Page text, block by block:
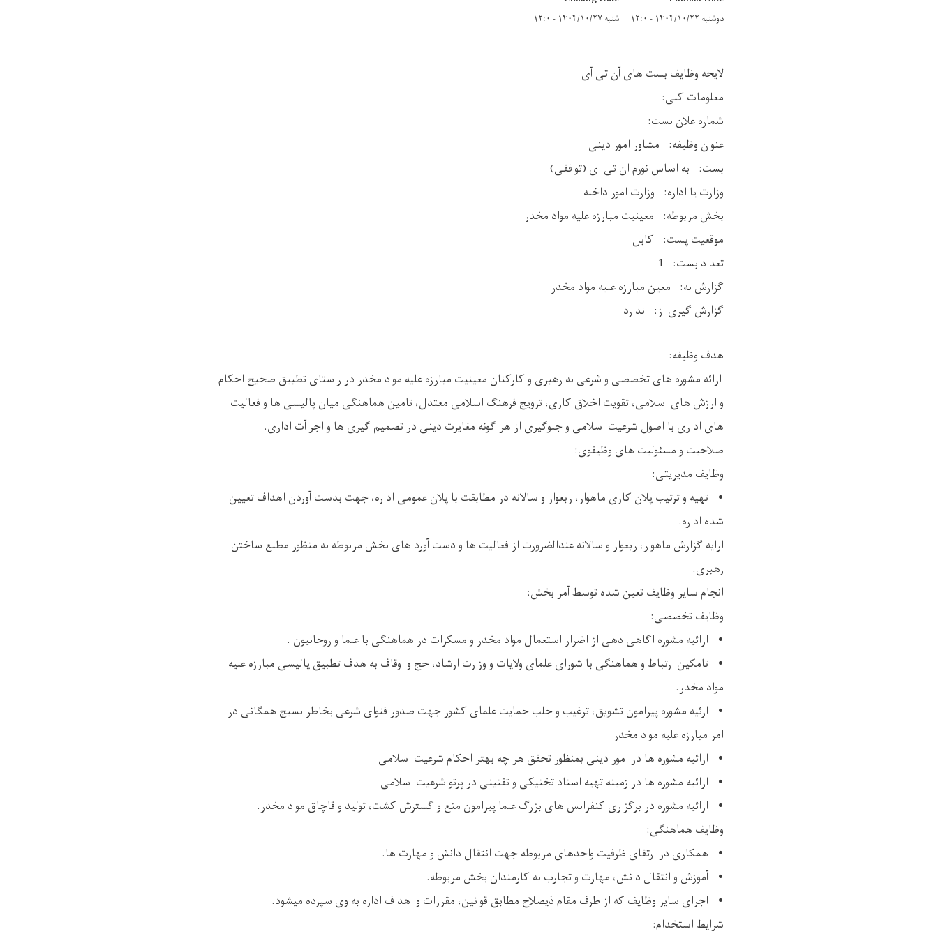
دوشنبه ۱۴۰۴/۱۰/۲۲ - ۱۲:۰ شنبه ۱۴۰۴/۱۰/۲۷ - ۱۲:۰
لایحه وظایف بست های آن تی آی
معلومات کلی:
شماره علان بست:
عنوان وظیفه: مشاور امور دینی
بست: به اساس نورم ان تی ای (توافقی)
وزارت یا اداره: وزارت امور داخله
بخش مربوطه: معینیت مبارزه علیه مواد مخدر
موقعیت پست: کابل
تعداد بست: 1
گزارش به: معین مبارزه علیه مواد مخدر
گزارش گیری از: ندارد
هدف وظیفه:
ارائه مشوره های تخصصی و شرعی به رهبری و کارکنان معینیت مبارزه علیه مواد مخدر در راستای تطبیق صحیح احکام
و ارزش های اسلامی، تقویت اخلاق کاری، ترویج فرهنگ اسلامی معتدل، تامین هماهنگی میان پالیسی ها و فعالیت
های اداری با اصول شرعیت اسلامی و جلوگیری از هر گونه مغایرت دینی در تصمیم گیری ها و اجراآت اداری.
صلاحیت و مسئولیت های وظیفوی:
وظایف مدیریتی:
• تهیه و ترتیب پلان کاری ماهوار، ربعوار و سالانه در مطابقت با پلان عمومی اداره، جهت بدست آوردن اهداف تعیین
شده اداره.
ارایه گزارش ماهوار، ربعوار و سالانه عندالضرورت از فعالیت ها و دست آورد های بخش مربوطه به منظور مطلع ساختن
رهبری.
انجام سایر وظایف تعین شده توسط آمر بخش:
وظایف تخصصی:
• ارائیه مشوره اگاهی دهی از اضرار استعمال مواد مخدر و مسکرات در هماهنگی با علما و روحانیون .
• تامکین ارتباط و هماهنگی با شورای علمای ولایات و وزارت ارشاد، حج و اوقاف به هدف تطبیق پالیسی مبارزه علیه
مواد مخدر.
• ارئیه مشوره پیرامون تشویق، ترغیب و جلب حمایت علمای کشور جهت صدور فتوای شرعی بخاطر بسیج همگانی در
امر مبارزه علیه مواد مخدر
• ارائیه مشوره ها در امور دینی بمنظور تحقق هر چه بهتر احکام شرعیت اسلامی
• ارائیه مشوره ها در زمینه تهیه اسناد تخنیکی و تقنینی در پرتو شرعیت اسلامی
• ارائیه مشوره در برگزاری کنفرانس های بزرگ علما پیرامون منع و گسترش کشت، تولید و قاچاق مواد مخدر.
وظایف هماهنگی:
• همکاری در ارتقای ظرفیت واحدهای مربوطه جهت انتقال دانش و مهارت ها.
• آموزش و انتقال دانش، مهارت و تجارب به کارمندان بخش مربوطه.
• اجرای سایر وظایف که از طرف مقام ذیصلاح مطابق قوانین، مقررات و اهداف اداره به وی سپرده میشود.
شرایط استخدام: